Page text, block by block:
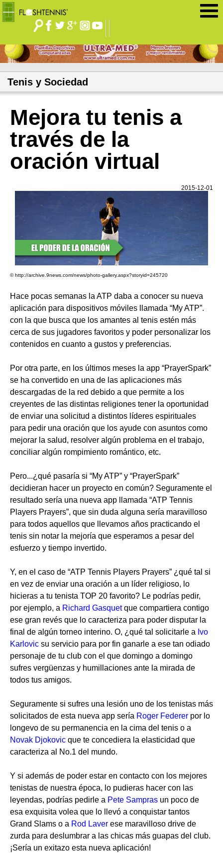
Tenis y Sociedad
Mejora tu tenis a
través de la
oración virtual
2015-12-01
© http://archive.9news.com/news/photo-gallery.aspx?storyid=245720
Hace pocas semanas la ATP daba a conocer su nueva
aplicación para dispositivos móviles llamada “My ATP”.
con la que busca que los amantes al tenis estén más
cerca de sus jugadores favoritos y poder personalizar los
contenidos en cuanto a gustos y preferencias.
Por otra parte, en los últimos meses la app “PrayerSpark”
se ha convertido en una de las aplicaciones más
descargadas de la red debido a que permite a los
creyentes de las distintas religiones tener la oportunidad
de enviar una solicitud a distintos líderes espirituales
para pedir una oración que los ayude con asuntos como
mejorar la salud, resolver algún problema en el trabajo,
conciliar algún rompimiento romántico, etc.
Pero...¿qué pasaría si “My ATP” y “PrayerSpark”
decidieran hacer un proyecto en común? Seguramente el
resultado sería una nueva app llamada “ATP Tennis
Players Prayers”, que sin duda alguna sería maravilloso
para todos aquellos que llevamos años practicando el
tenis sin notar la mejoría que esperamos a pesar del
esfuerzo y tiempo invertido.
Y, en el caso de “ATP Tennis Players Prayers” ¿qué tal si
en vez de enviar una oración a un líder religioso, lo
hicieras a tu tenista TOP 20 favorito? Le podrías pedir,
por ejemplo, a Richard Gasquetque compartiera contigo
ese gran revés que lo caracteriza para poder disputar la
final de algún torneo interino. O, ¿qué tal solicitarle a Ivo
Karlovic su servicio para por fin ganarle a ese tan odiado
personaje de tu club con el que domingo a domingo
sufres vergüenzas y humillaciones ante la mirada de
todos tus amigos.
Seguramente si sufres una lesión uno de los tenistas más
solicitados de esta nueva app sería Roger Federer por lo
longevo de su permanencia en la cima del tenis o a
Novak Djokovic que te concediera la elasticidad que
caracteriza al No.1 del mundo.
Y si además de poder estar en contacto con los mejores
tenistas de nuestra época, lo pudieras hacer con las
leyendas, podrías pedirle a Pete Sampras un poco de
esa exquisita volea que lo llevó a conquistar tantos
Grand Slams o a Rod Laver ese maravilloso drive de
zurda para deslumbrar a las chicas más guapas del club.
¡Sería un exitazo esta nueva aplicación!